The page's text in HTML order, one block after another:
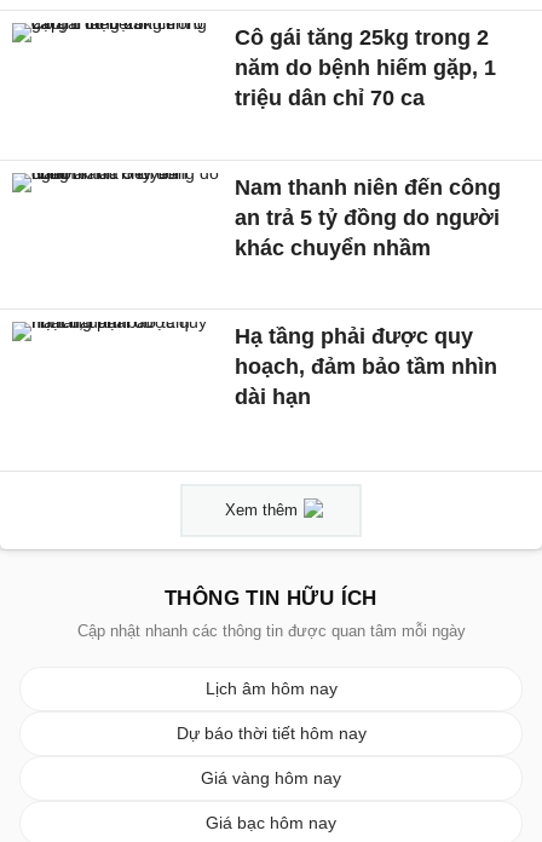
Cô gái tăng 25kg trong 2
năm do bệnh hiếm gặp, 1
triệu dân chỉ 70 ca
Nam thanh niên đến công
an trả 5 tỷ đồng do người
khác chuyển nhầm
Hạ tầng phải được quy
hoạch, đảm bảo tầm nhìn
dài hạn
Xem thêm
THÔNG TIN HỮU ÍCH
Cập nhật nhanh các thông tin được quan tâm mỗi ngày
Lịch âm hôm nay
Dự báo thời tiết hôm nay
Giá vàng hôm nay
Giá bạc hôm nay